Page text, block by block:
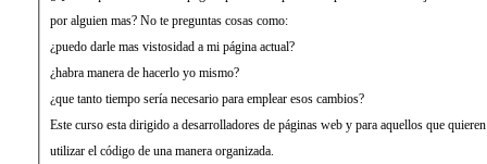
por alguien mas? No te preguntas cosas como:
¿puedo darle mas vistosidad a mi página actual?
¿habra manera de hacerlo yo mismo?
¿que tanto tiempo sería necesario para emplear esos cambios?
Este curso esta dirigido a desarrolladores de páginas web y para aquellos que
utilizar el código de una manera organizada.